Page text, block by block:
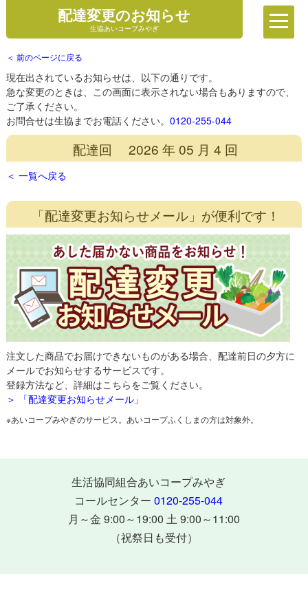
配達変更のお知らせ
生協あいコープみやぎ
＜ 前のページに戻る
現在出されているお知らせは、以下の通りです。
急な変更のときは、この画面に表示されない場合もありますので、
ご了承ください。
お問合せは生協までお電話ください。 0120-255-044
配達回 2026 年 05 月 4 回
＜ 一覧へ戻る
「配達変更お知らせメール」が便利です！
注文した商品でお届けできないものがある場合、配達前日の夕方に
メールでお知らせするサービスです。
登録方法など、詳細はこちらをご覧ください。
＞ 「配達変更お知らせメール」
※あいコープみやぎのサービス。あいコープふくしまの方は対象外。
生活協同組合あいコープみやぎ
コールセンター 0120-255-044
月～金 9:00～19:00 土 9:00～11:00
（祝祭日も受付）